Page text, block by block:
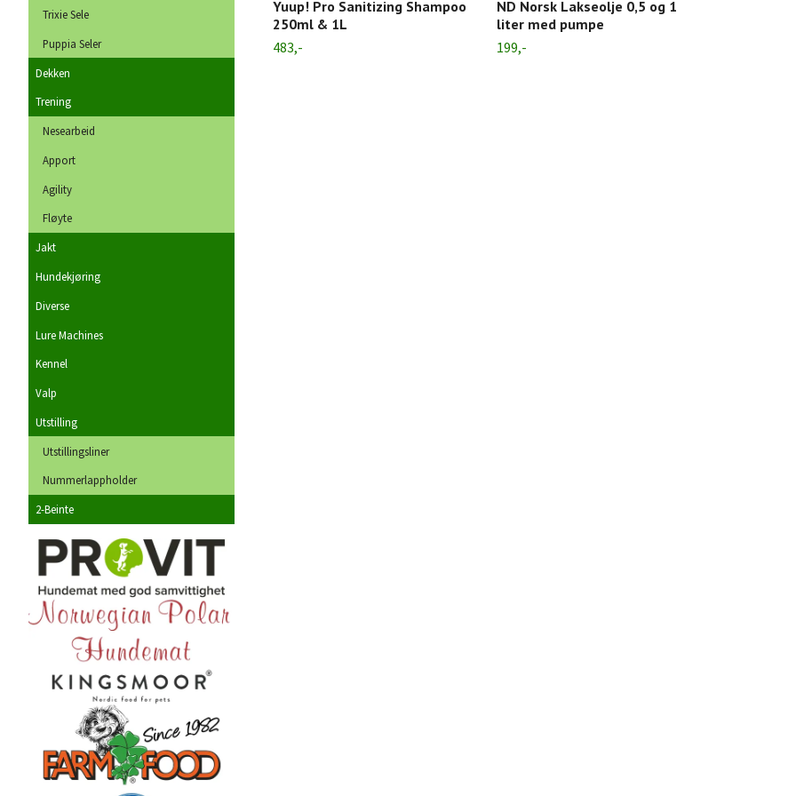
Trixie Sele
Puppia Seler
Dekken
Trening
Nesearbeid
Apport
Agility
Fløyte
Jakt
Hundekjøring
Diverse
Lure Machines
Kennel
Valp
Utstilling
Utstillingsliner
Nummerlappholder
2-Beinte
Yuup! Pro Sanitizing Shampoo
250ml & 1L
483,-
ND Norsk Lakseolje 0,5 og 1
liter med pumpe
199,-